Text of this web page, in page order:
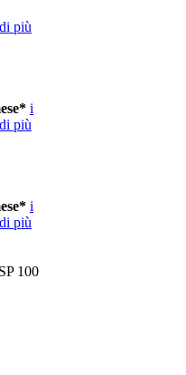
più
i
più
i
più
100